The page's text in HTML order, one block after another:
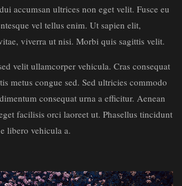
accumsan ultrices non eget velit. Fusce eu
vel tellus enim. Ut sapien elit,
viverra ut nisi. Morbi quis sagittis velit.
velit ullamcorper vehicula. Cras consequat
metus congue sed. Sed ultricies commodo
consequat urna a efficitur. Aenean
facilisis orci laoreet ut. Phasellus tincidunt
libero vehicula a.